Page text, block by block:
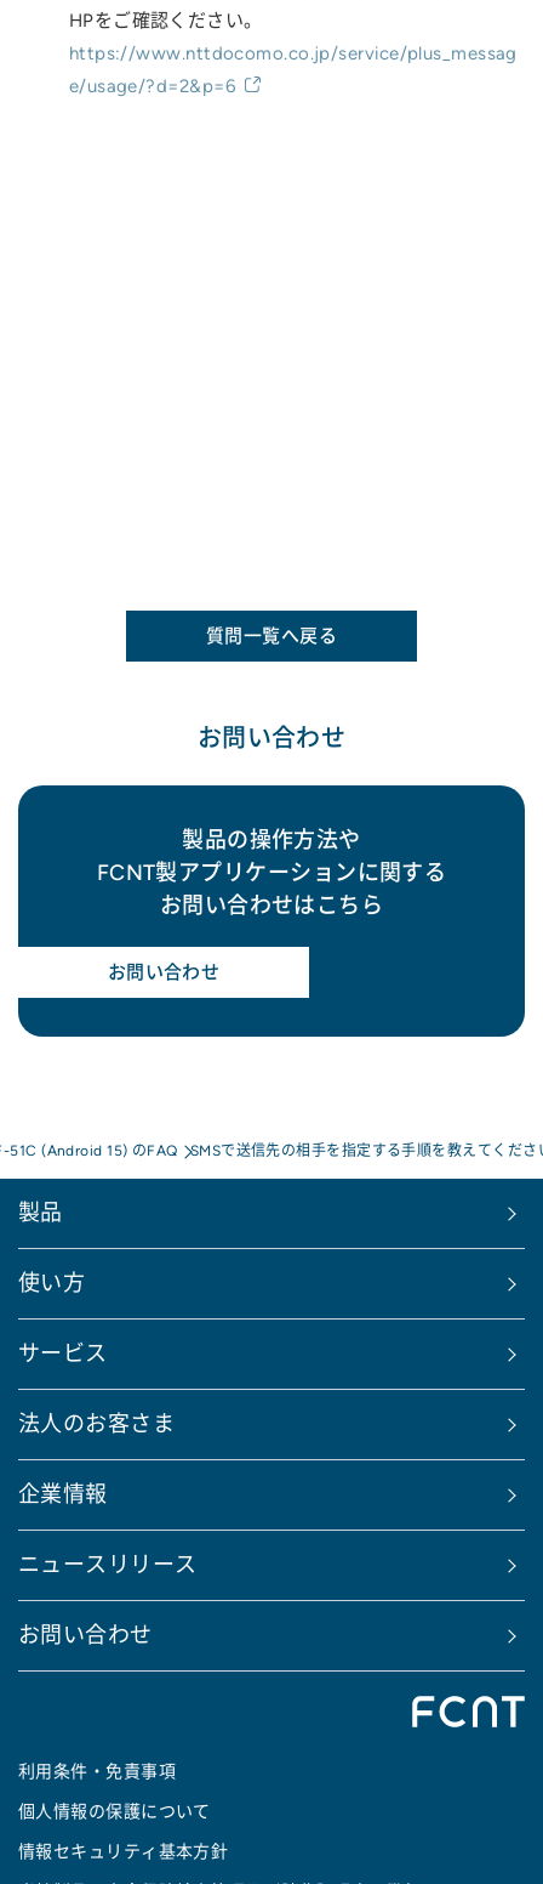
HPをご確認ください。
https://www.nttdocomo.co.jp/service/plus_messag
e/usage/?d=2&p=6
質問一覧へ戻る
お問い合わせ
製品の操作方法や
FCNT製アプリケーションに関する
お問い合わせはこちら
お問い合わせ
51C (Android 15) のFAQ SMSで送信先の相手を指定する手順を教えてくださ
製品
使い方
サービス
法人のお客さま
企業情報
ニュースリリース
お問い合わせ
利用条件・免責事項
個人情報の保護について
情報セキュリティ基本方針